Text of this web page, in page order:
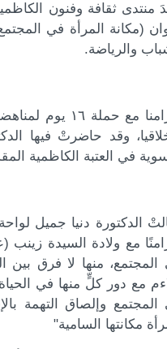
منتدى ثقافة وفنون
والرياضة.
وتزامنا مع
وقد حاضرتْ فيها
في العتبة الكاظمية
الدكتورة دنيا جميل
مع ولادة السيدة زينب
منها لا فرق بين
مع دور كلٍّ منها في
المجتمع وإلصاق التهمة
مكانتها السامية"